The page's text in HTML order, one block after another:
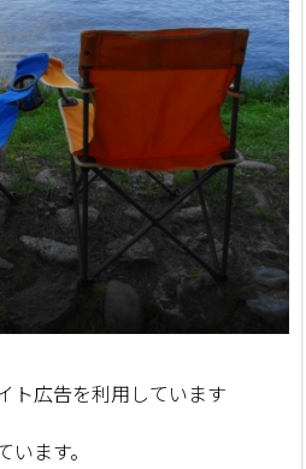
ト広告を利用しています
ます。